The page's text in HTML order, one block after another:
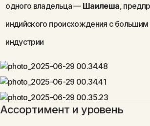
одного владельца — Шаилеша,
индийского происхождения с
индустрии
Ассортимент и уровень